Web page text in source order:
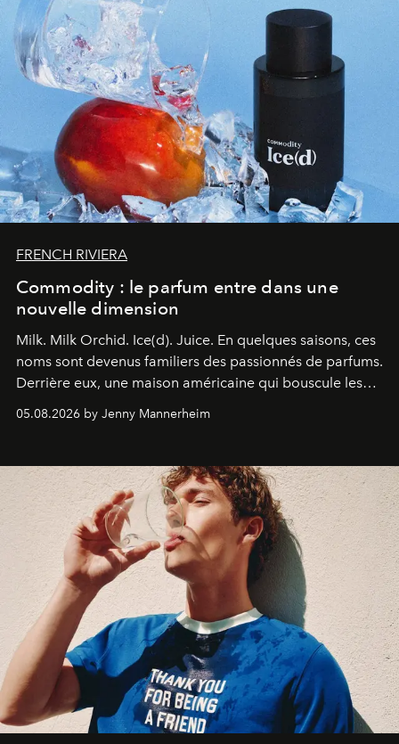
FRENCH RIVIERA
Commodity : le parfum entre dans une
nouvelle dimension
Milk. Milk Orchid. Ice(d). Juice. En quelques saisons, ces
noms sont devenus familiers des passionnés de parfums.
Derrière eux, une maison américaine qui bouscule les
codes de la parfumerie contemporaine en proposant
une approche aussi intuitive que personnelle :
05.08.2026 by Jenny Mannerheim